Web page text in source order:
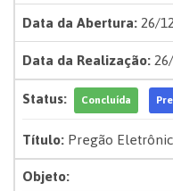
Data da Abertura:26/
Data da Realização:
Status:
Concluída
Título:Pregão
Objeto: